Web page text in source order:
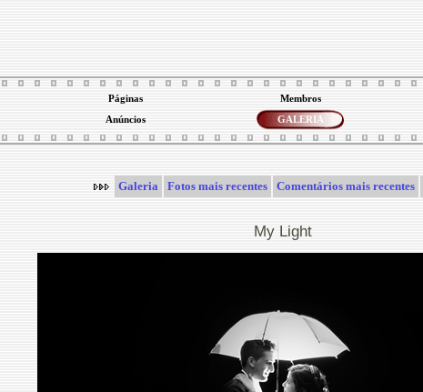
Páginas Membros
Anúncios GALERIA
Galeria
Fotos mais recentes Comentários mais recentes
My Light